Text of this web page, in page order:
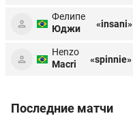
Фелипе
Юджи
«insani»
Henzo
Macri
«spinnie»
Последние матчи